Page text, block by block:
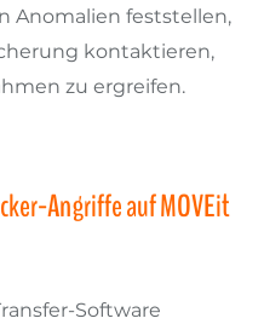
Anomalien feststellen,
kontaktieren,
zu ergreifen.
Angriffe auf MOVEit
Software